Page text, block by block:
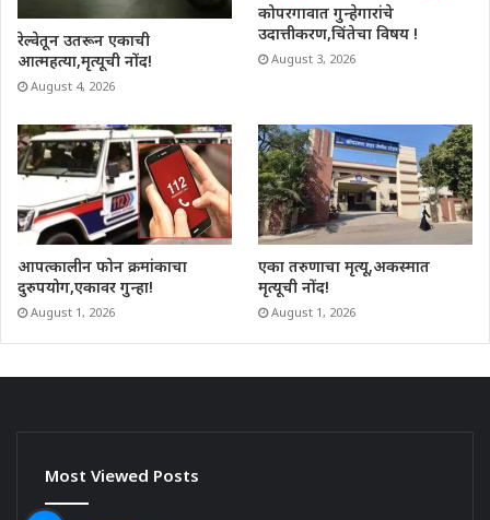
रेल्वेतून उतरून एकाची
आत्महत्या,मृत्यूची नोंद!
August 4, 2026
कोपरगावात गुन्हेगारांचे
उदात्तीकरण,चिंतेचा विषय !
August 3, 2026
आपत्कालीन फोन क्रमांकाचा
दुरुपयोग,एकावर गुन्हा!
August 1, 2026
एका तरुणाचा मृत्यू,अकस्मात
मृत्यूची नोंद!
August 1, 2026
Most Viewed Posts